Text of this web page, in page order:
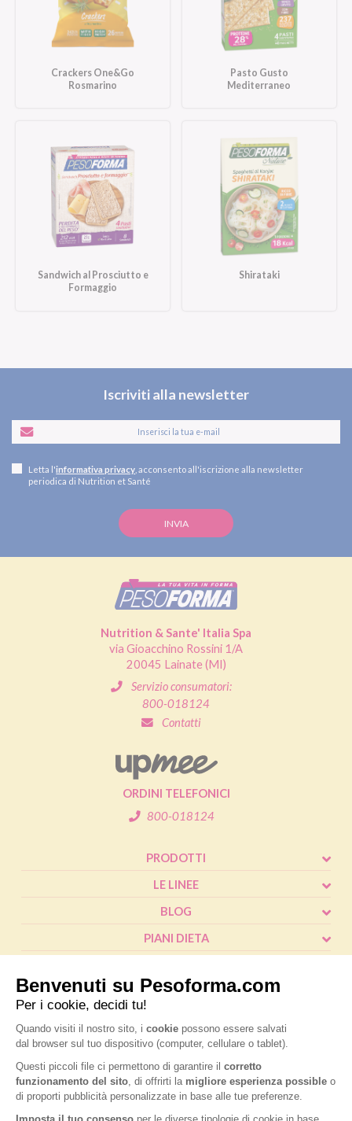
Crackers One&Go
Rosmarino
Pasto Gusto
Mediterraneo
Sandwich al Prosciutto e
Formaggio
Shirataki
Iscriviti alla newsletter
Letta l'informativa privacy , acconsento all'iscrizione alla newsletter
periodica di Nutrition et Santé
Nutrition & Sante' Italia Spa
via Gioacchino Rossini 1/A
20045 Lainate (MI)
Servizio consumatori:
800-018124
Contatti
ORDINI TELEFONICI
800-018124
PRODOTTI
LE LINEE
BLOG
PIANI DIETA
CALCOLO BMI
FAQ
® Pesoforma | Legal and privacy | Cookie policy | Accessibilità | P.IVA
IT02787970124 | Nutrition & Santé Italia S.p.A. a socio unico, soggetta a
direzione e coordinamento di Nardobel SAS | Made with passion by:Sdm